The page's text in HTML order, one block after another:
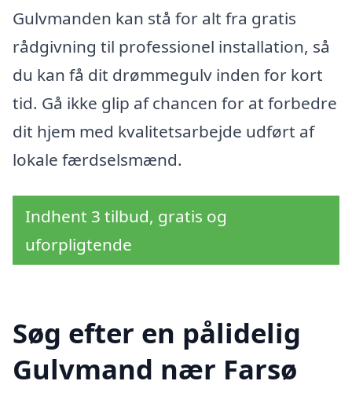
Gulvmanden kan stå for alt fra gratis
rådgivning til professionel installation, så
du kan få dit drømmegulv inden for kort
tid. Gå ikke glip af chancen for at forbedre
dit hjem med kvalitetsarbejde udført af
lokale færdselsmænd.
Indhent 3 tilbud, gratis og
uforpligtende
Søg efter en pålidelig
Gulvmand nær Farsø